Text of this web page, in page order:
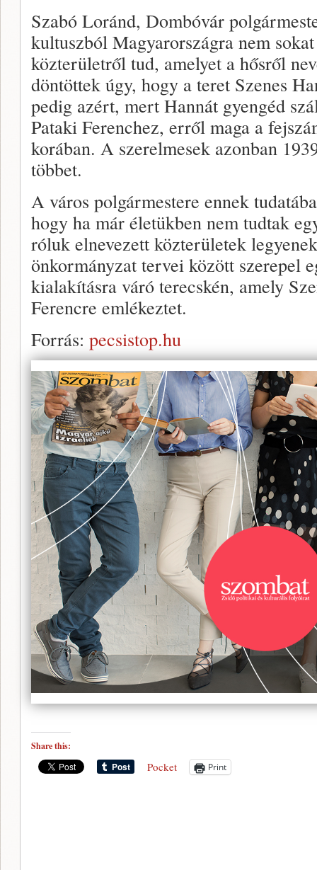
Szabó Loránd, Dombóvár
kultuszból Magyarországra nem
közterületről tud, amelyet a hősről
döntöttek úgy, hogy a teret Szenes
pedig azért, mert Hannát gyengéd
Pataki Ferenchez, erről maga a
korában. A szerelmesek azonban
többet.
A város polgármestere ennek
hogy ha már életükben nem tudtak
róluk elnevezett közterületek
önkormányzat tervei között szerepel
kialakításra váró terecskén, amely
Ferencre emlékeztet.
Forrás: pecsistop.hu
Share this:
Pocket Print